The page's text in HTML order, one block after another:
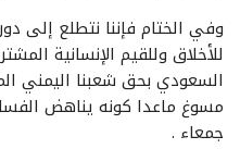
وفي الختام فإننا نتطلع إلى
للأخلاق وللقيم الإنسانية
السعودي بحق شعبنا اليمني
مسوغ ماعدا كونه يناهض
جمعاء .